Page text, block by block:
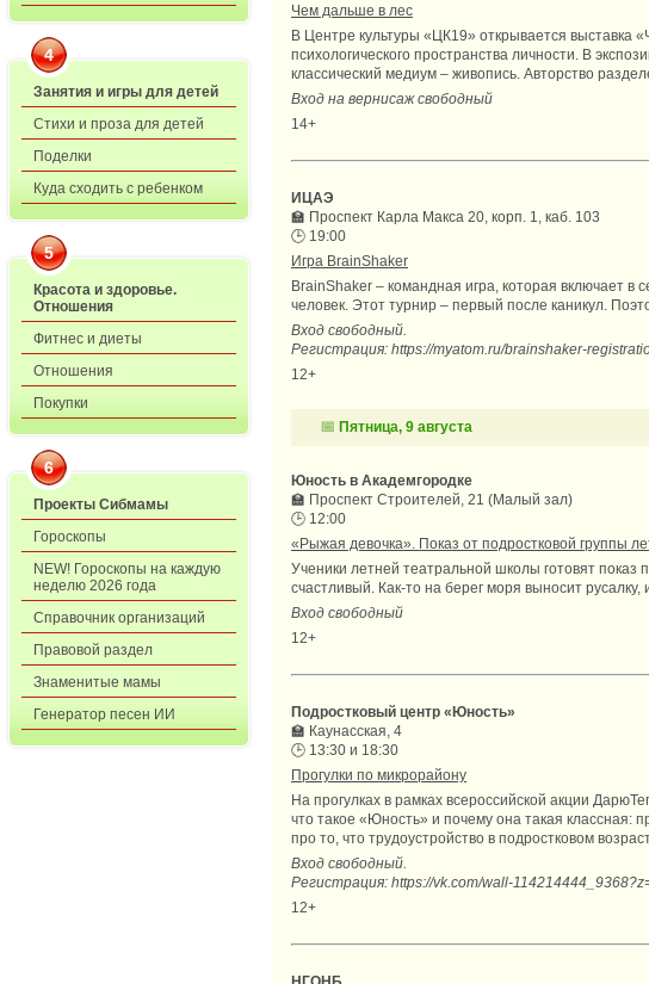
4
Занятия и игры для детей
Стихи и проза для детей
Поделки
Куда сходить с ребенком
5
Красота и здоровье.
Отношения
Фитнес и диеты
Отношения
Покупки
6
Проекты Сибмамы
Гороскопы
NEW! Гороскопы на каждую
неделю 2026 года
Справочник организаций
Правовой раздел
Знаменитые мамы
Генератор песен ИИ
Чем дальше в лес
В Центре культуры «ЦК19» открывается выставка
психологического пространства личности. В
классический медиум – живопись. Авторство
Вход на вернисаж свободный
14+
ИЦАЭ
🏫 Проспект Карла Макса 20, корп. 1, каб. 103
🕒 19:00
Игра BrainShaker
BrainShaker – командная игра, которая включает в
человек. Этот турнир – первый после каникул.
Вход свободный.
Регистрация: https://myatom.ru/brainshaker-
12+
📅 Пятница, 9 августа
Юность в Академгородке
🏫 Проспект Строителей, 21 (Малый зал)
🕒 12:00
«Рыжая девочка». Показ от подростковой группы
Ученики летней театральной школы готовят
счастливый. Как-то на берег моря выносит
Вход свободный
12+
Подростковый центр «Юность»
🏫 Каунасская, 4
🕒 13:30 и 18:30
Прогулки по микрорайону
На прогулках в рамках всероссийской акции
что такое «Юность» и почему она такая классная:
про то, что трудоустройство в подростковом
Вход свободный.
Регистрация: https://vk.com/wall-
12+